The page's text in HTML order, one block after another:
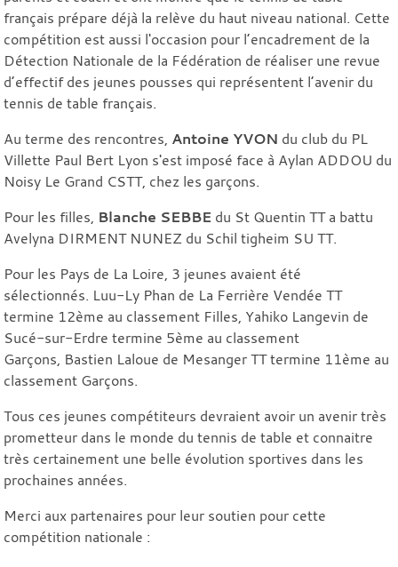
français prépare déjà la relève du haut niveau national. Cette
compétition est aussi l'occasion pour l’encadrement de la
Détection Nationale de la Fédération de réaliser une revue
d’effectif des jeunes pousses qui représentent l’avenir du
tennis de table français.
Au terme des rencontres, Antoine YVON du club du PL
Villette Paul Bert Lyon s'est imposé face à Aylan ADDOU du
Noisy Le Grand CSTT, chez les garçons.
Pour les filles, Blanche SEBBE du St Quentin TT a battu
Avelyna DIRMENT NUNEZ du Schil tigheim SU TT.
Pour les Pays de La Loire, 3 jeunes avaient été
sélectionnés. Luu-Ly Phan de La Ferrière Vendée TT
termine 12ème au classement Filles, Yahiko Langevin de
Sucé-sur-Erdre termine 5ème au classement
Garçons, Bastien Laloue de Mesanger TT termine 11ème au
classement Garçons.
Tous ces jeunes compétiteurs devraient avoir un avenir très
prometteur dans le monde du tennis de table et connaitre
très certainement une belle évolution sportives dans les
prochaines années.
Merci aux partenaires pour leur soutien pour cette
compétition nationale :